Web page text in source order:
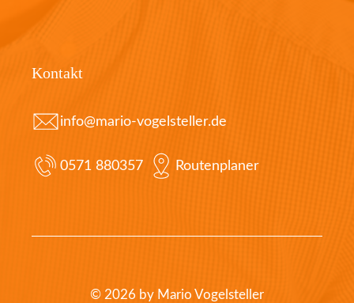
Kontakt
info@mario-vogelsteller.de
0571 880357 Routenplaner
© 2026 by Mario Vogelsteller